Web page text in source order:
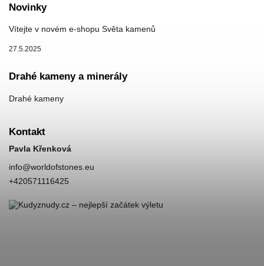
Novinky
Vítejte v novém e-shopu Světa kamenů
27.5.2025
Drahé kameny a minerály
Drahé kameny
Kontakt
Pavla Křenková
info@worldofstones.eu
+420571116425